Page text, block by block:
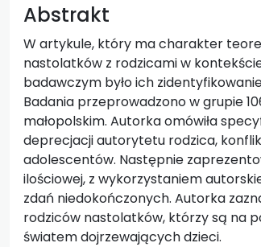
Abstrakt
W artykule, który ma charakter
nastolatków z rodzicami w
badawczym było ich
Badania przeprowadzono w grupie
małopolskim. Autorka omówiła
deprecjacji autorytetu rodzica,
adolescentów. Następnie
ilościowej, z wykorzystaniem
zdań niedokończonych. Autorka
rodziców nastolatków, którzy są na
światem dojrzewających dzieci.